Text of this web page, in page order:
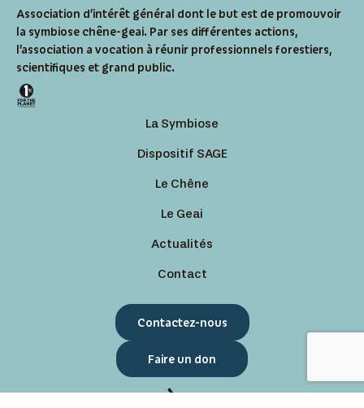
Association d’intérêt général dont le but est de promouvoir
la symbiose chêne-geai. Par ses différentes actions,
l’association a vocation à réunir professionnels forestiers,
scientifiques et grand public.
La Symbiose
Dispositif SAGE
Le Chêne
Le Geai
Actualités
Contact
Contactez-nous
Faire un don